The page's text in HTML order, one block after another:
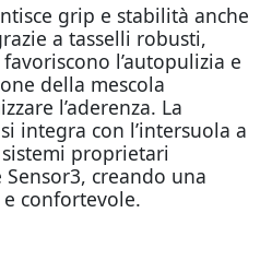
grip e stabilità anche
a tasselli robusti,
l’autopulizia e
della mescola
l’aderenza. La
integra con l’intersuola a
proprietari
creando una
confortevole.